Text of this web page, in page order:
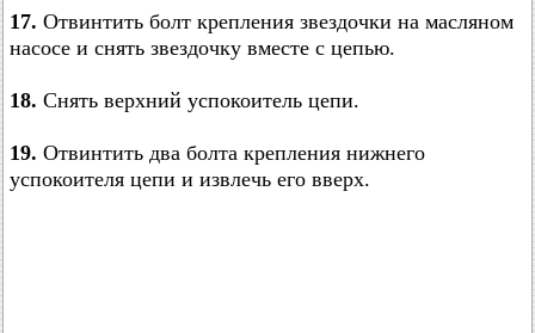
17. Отвинтить болт крепления звездочки на масляном
насосе и снять звездочку вместе с цепью.
18. Снять верхний успокоитель цепи.
19. Отвинтить два болта крепления нижнего
успокоителя цепи и извлечь его вверх.